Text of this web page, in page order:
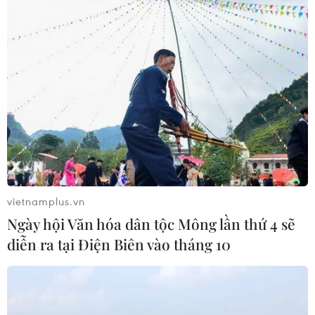
Hàn Quốc đầu tư xây “Thung lũng
K-Vietnam” gắn với hậu duệ dòng họ
07/08/2026 06:30
Liên kết "ba nhà": Động lực thúc đẩy
đổi mới sáng tạo và nâng cao chất
lượng FDI
07/08/2026 05:48
BSR phối trộn thành công dầu Diesel
sinh học B5 và B10
vietnamplus.vn
Ngày hội Văn hóa dân tộc Mông lần thứ 4 sẽ
diễn ra tại Điện Biên vào tháng 10